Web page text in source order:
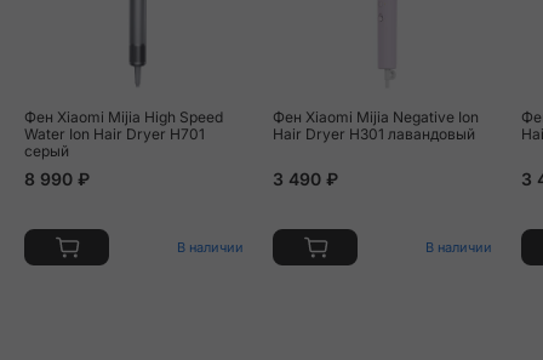
Фен Xiaomi Mijia High Speed
Water Ion Hair Dryer H701
серый
8 990 ₽
В наличии
Фен Xiaomi Mijia Negative Ion
Hair Dryer H301 лавандовый
3 490 ₽
В наличии
3